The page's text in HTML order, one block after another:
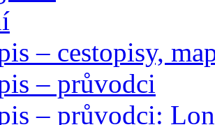
– cestopisy,
– průvodci
– průvodci: